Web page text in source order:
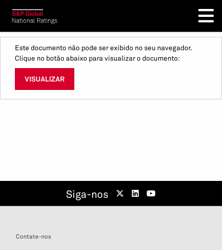
Este documento não pode ser exibido no seu navegador.
Clique no botão abaixo para visualizar o documento:
VISUALIZAR
Siga-nos
Contate-nos